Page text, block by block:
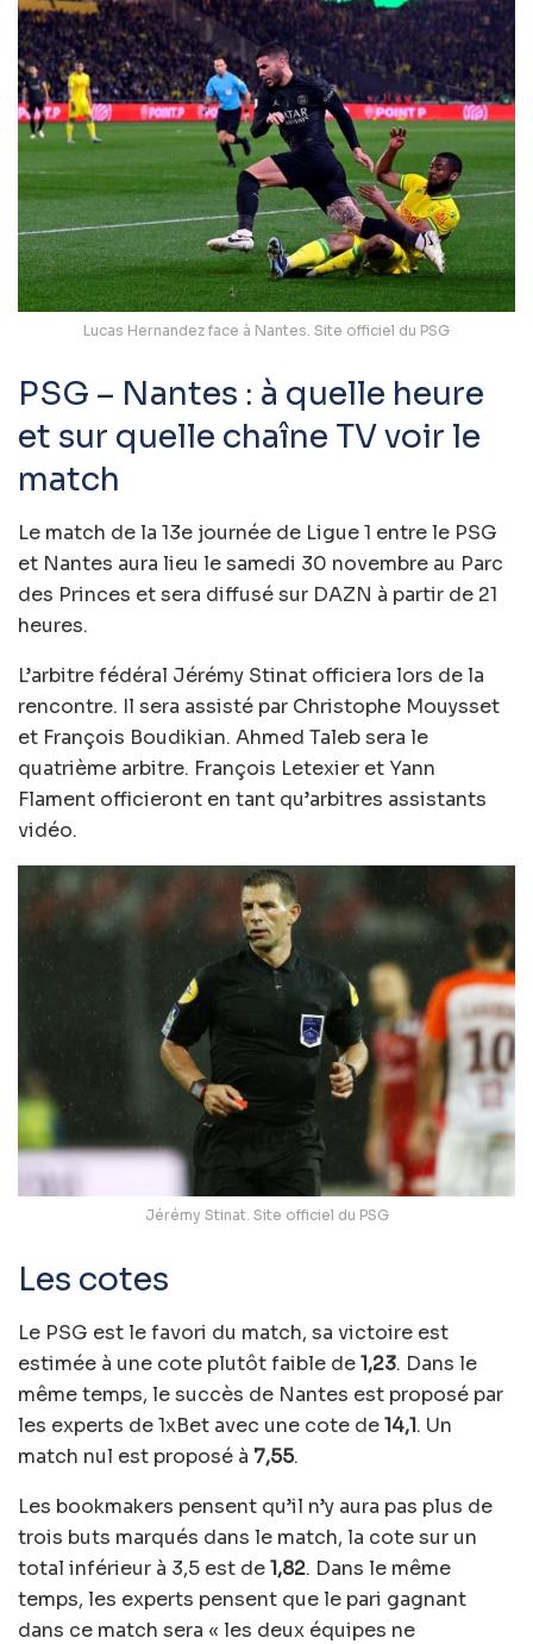
Lucas Hernandez face à Nantes. Site officiel du PSG
PSG – Nantes : à quelle heure
et sur quelle chaîne TV voir le
match
Le match de la 13e journée de Ligue 1 entre le PSG
et Nantes aura lieu le samedi 30 novembre au Parc
des Princes et sera diffusé sur DAZN à partir de 21
heures.
L’arbitre fédéral Jérémy Stinat officiera lors de la
rencontre. Il sera assisté par Christophe Mouysset
et François Boudikian. Ahmed Taleb sera le
quatrième arbitre. François Letexier et Yann
Flament officieront en tant qu’arbitres assistants
vidéo.
Jérémy Stinat. Site officiel du PSG
Les cotes
Le PSG est le favori du match, sa victoire est
estimée à une cote plutôt faible de1,23. Dans le
même temps, le succès de Nantes est proposé par
les experts de 1xBet avec une cote de14,1. Un
match nul est proposé à 7,55.
Les bookmakers pensent qu’il n’y aura pas plus de
trois buts marqués dans le match, la cote sur un
total inférieur à 3,5 est de1,82. Dans le même
temps, les experts pensent que le pari gagnant
dans ce match sera « les deux équipes ne